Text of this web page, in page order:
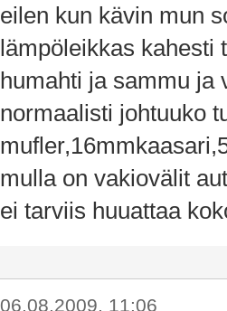
eilen kun kävin mun
lämpöleikkas kahesti
humahti ja sammu ja
normaalisti johtuuko
mulla on vakiovälit
ei tarviis huuattaa
06.08.2009, 11:06